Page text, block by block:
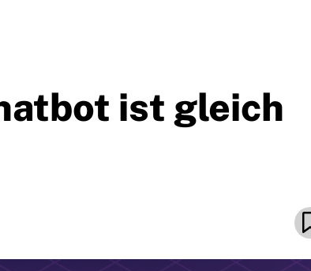
ist gleich